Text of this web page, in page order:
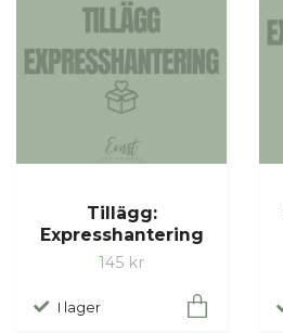
Tillägg:
Expresshantering
145 kr
I lager